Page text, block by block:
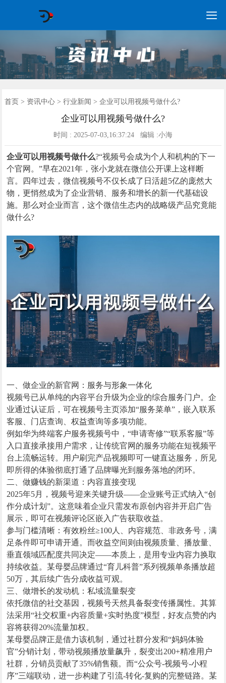

首页
GEO常见问题
GEO优化
海外GEO
网络营销
企业培训
软件开发
政策申报
资讯中心
关于我们
首页 > 资讯中心> 行业新闻 > 企业可以用视频号做什么?
企业可以用视频号做什么?
时间 : 2025-07-03,16:37:24 编辑 :小海
企业可以用视频号做什么?“视频号会成为个人和机构的下一
个官网。”早在2021年，张小龙就在微信公开课上这样断
言。四年过去，微信视频号不仅长成了日活超5亿的庞然大
物，更悄然成为了企业营销、服务和增长的新一代基础设
施。那么对企业而言，这个微信生态内的战略级产品究竟能
做什么?
一、做企业的新官网：服务与形象一体化
视频号已从单纯的内容平台升级为企业的综合服务门户。企
业通过认证后，可在视频号主页添加“服务菜单”，嵌入联系
客服、门店查询、权益查询等多项功能。
例如华为终端客户服务视频号中，“申请寄修”“联系客服”等
入口直接承接用户需求，让传统官网的服务功能在短视频平
台上流畅运转。用户刷完产品视频即可一键直达服务，所见
即所得的体验彻底打通了品牌曝光到服务落地的闭环。
二、做赚钱的新渠道：内容直接变现
2025年5月，视频号迎来关键升级——企业账号正式纳入“创
作分成计划”。这意味着企业只需发布原创内容并开启广告
展示，即可在视频评论区嵌入广告获取收益。
参与门槛清晰：有效粉丝≥100人、内容规范、非政务号，满
足条件即可申请开通。而收益空间则由视频质量、播放量、
垂直领域匹配度共同决定——本质上，是用专业内容力换取
持续收益。某母婴品牌通过“育儿科普”系列视频单条播放超
50万，其后续广告分成收益可观。
三、做增长的发动机：私域流量裂变
依托微信的社交基因，视频号天然具备裂变传播属性。其算
法采用“社交权重+内容质量+实时热度”模型，好友点赞的内
容将获得20%流量加权。
某母婴品牌正是借力该机制，通过社群分发和“妈妈体验
官”分销计划，带动视频播放量飙升，裂变出200+精准用户
社群，分销员贡献了35%销售额。而“公众号-视频号-小程
序”三端联动，进一步构建了引流-转化-复购的完整链路。某